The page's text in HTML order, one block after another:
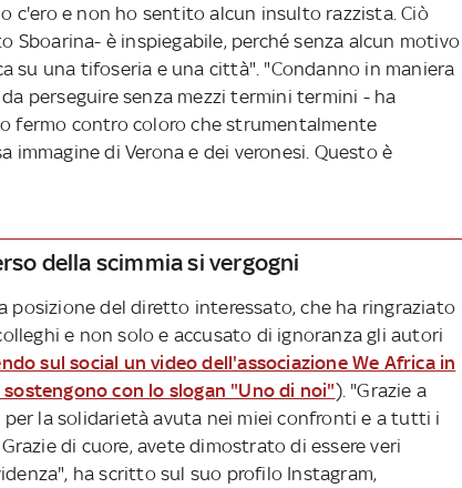
c'ero e non ho sentito alcun insulto razzista. Ciò
Sboarina- è inspiegabile, perché senza alcun motivo
su una tifoseria e una città". "Condanno in maniera
perseguire senza mezzi termini termini - ha
fermo contro coloro che strumentalmente
immagine di Verona e dei veronesi. Questo è
della scimmia si vergogni
posizione del diretto interessato, che ha ringraziato
e non solo e accusato di ignoranza gli autori
sul social un video dell'associazione We Africa in
con lo slogan "Uno di noi"). "Grazie a
la solidarietà avuta nei miei confronti e a tutti i
di cuore, avete dimostrato di essere veri
ha scritto sul suo profilo Instagram,